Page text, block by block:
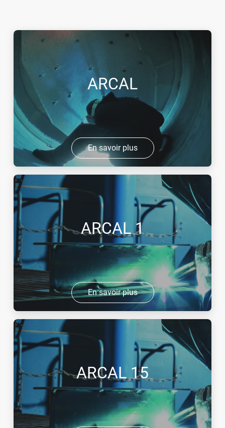
ARCAL
En savoir plus
ARCAL 1
En savoir plus
ARCAL 15